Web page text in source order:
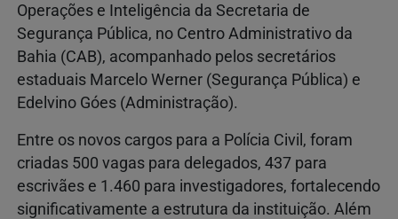
Operações e Inteligência da Secretaria de
Segurança Pública, no Centro Administrativo da
Bahia (CAB), acompanhado pelos secretários
estaduais Marcelo Werner (Segurança Pública) e
Edelvino Góes (Administração).
Entre os novos cargos para a Polícia Civil, foram
criadas 500 vagas para delegados, 437 para
escrivães e 1.460 para investigadores, fortalecendo
significativamente a estrutura da instituição. Além